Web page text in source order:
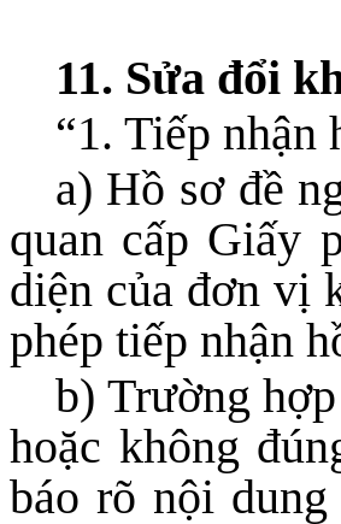
11. Sửa đổi
“1. Tiếp nhận
a) Hồ sơ đề
quan cấp Giấy
diện của đơn vị
phép tiếp nhận
b) Trường
hoặc không
báo rõ nội